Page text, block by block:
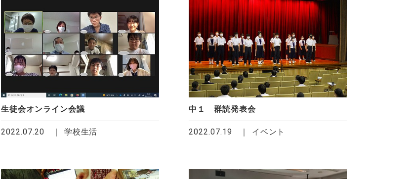
生徒会オンライン会議
2022.07.20 学校生活
中１ 群読発表会
2022.07.19 イベント